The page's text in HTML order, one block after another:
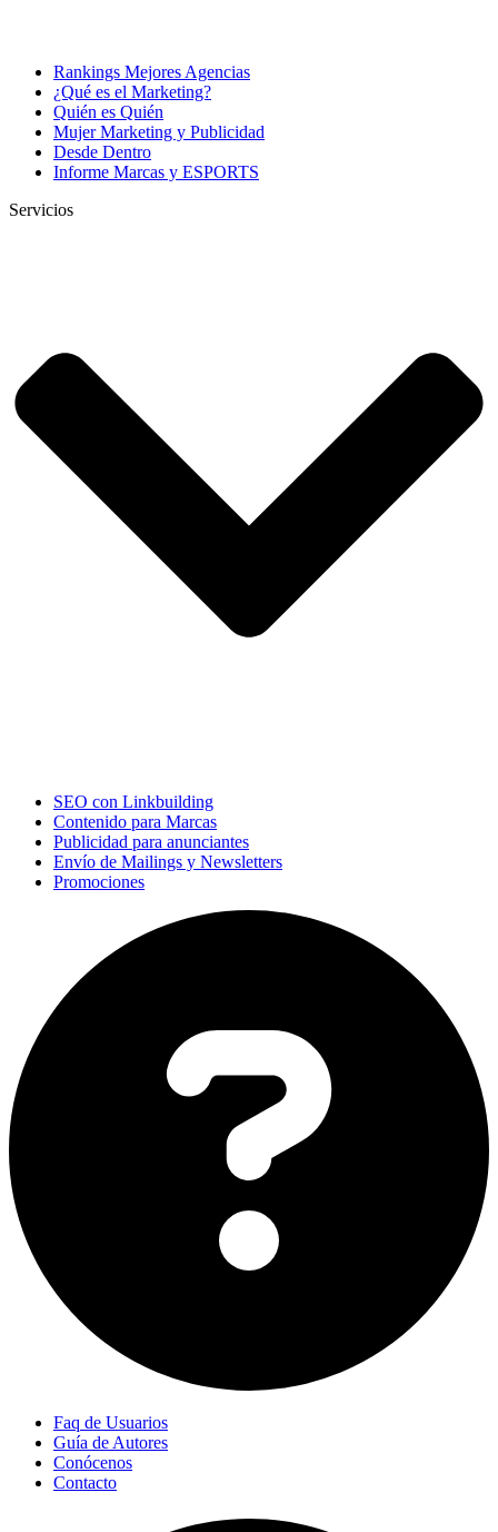
Rankings Mejores Agencias
¿Qué es el Marketing?
Quién es Quién
Mujer Marketing y Publicidad
Desde Dentro
Informe Marcas y ESPORTS
Servicios
SEO con Linkbuilding
Contenido para Marcas
Publicidad para anunciantes
Envío de Mailings y Newsletters
Promociones
Faq de Usuarios
Guía de Autores
Conócenos
Contacto